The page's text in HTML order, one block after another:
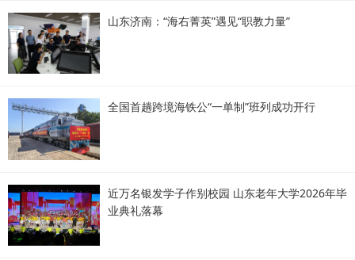
山东济南：“海右菁英”遇见“职教力量”
全国首趟跨境海铁公“一单制”班列成功开行
近万名银发学子作别校园 山东老年大学2026年毕
业典礼落幕